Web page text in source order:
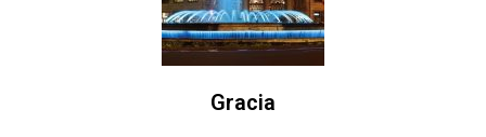
Gracia